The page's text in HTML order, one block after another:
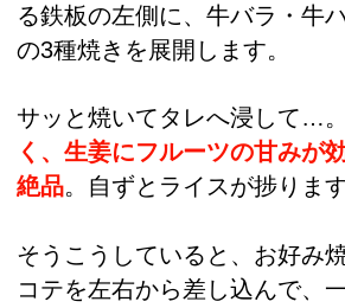
る鉄板の左側に、牛バラ・牛
の3種焼きを展開します。
サッと焼いてタレへ浸して…。
く、生姜にフルーツの甘みが
絶品。自ずとライスが捗ります
そうこうしていると、お好み
コテを左右から差し込んで、